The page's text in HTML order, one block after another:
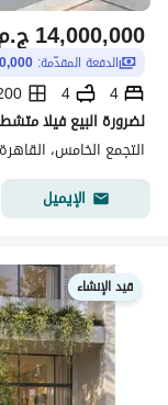
14,000,000
الدفعة المقدّمة:
4
4
200 متر
لضرورة البيع فيلا
التجمع الخامس،
الإيميل
قيد الإنشاء